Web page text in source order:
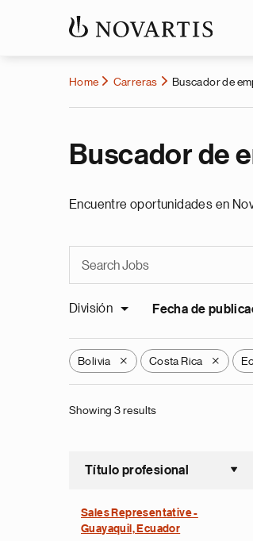
Home Carreras Buscador de
Buscador de
Encuentre oportunidades en
División Fecha de
Bolivia X Costa Rica X
Showing 3 results
Título profesional
Sales Representative -
Guayaquil, Ecuador